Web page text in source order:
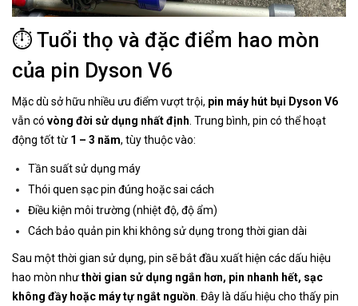
⏱ Tuổi thọ và đặc điểm hao mòn
của pin Dyson V6
Mặc dù sở hữu nhiều ưu điểm vượt trội, pin máy hút bụi Dyson V6
vẫn có vòng đời sử dụng nhất định. Trung bình, pin có thể hoạt
động tốt từ 1 – 3 năm, tùy thuộc vào:
Tần suất sử dụng máy
Thói quen sạc pin đúng hoặc sai cách
Điều kiện môi trường (nhiệt độ, độ ẩm)
Cách bảo quản pin khi không sử dụng trong thời gian dài
Sau một thời gian sử dụng, pin sẽ bắt đầu xuất hiện các dấu hiệu
hao mòn nhưthời gian sử dụng ngắn hơn, pin nhanh hết, sạc
không đầy hoặc máy tự ngắt nguồn. Đây là dấu hiệu cho thấy pin